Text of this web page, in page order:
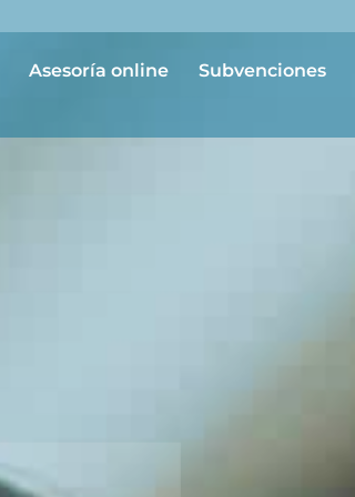
Asesoría online Subvenciones